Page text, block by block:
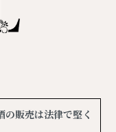
販売は法律で堅く